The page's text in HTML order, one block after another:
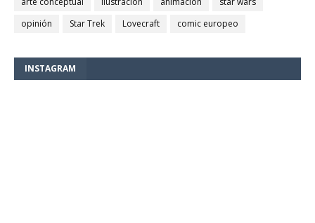
opinión
Star Trek Lovecraft comic europeo
INSTAGRAM